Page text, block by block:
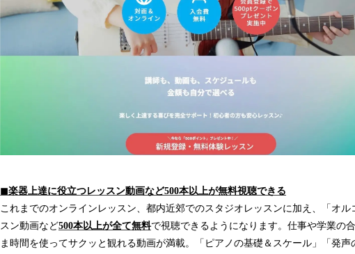
◼︎楽器上達に役立つレッスン動画など500本以上が無料視聴できる
これまでのオンラインレッスン、都内近郊でのスタジオレッスンに加え、「オ
スン動画など500本以上が全て無料で視聴できるようになります。仕事や学業の
ま時間を使ってサクッと観れる動画が満載。「ピアノの基礎＆スケール」「発